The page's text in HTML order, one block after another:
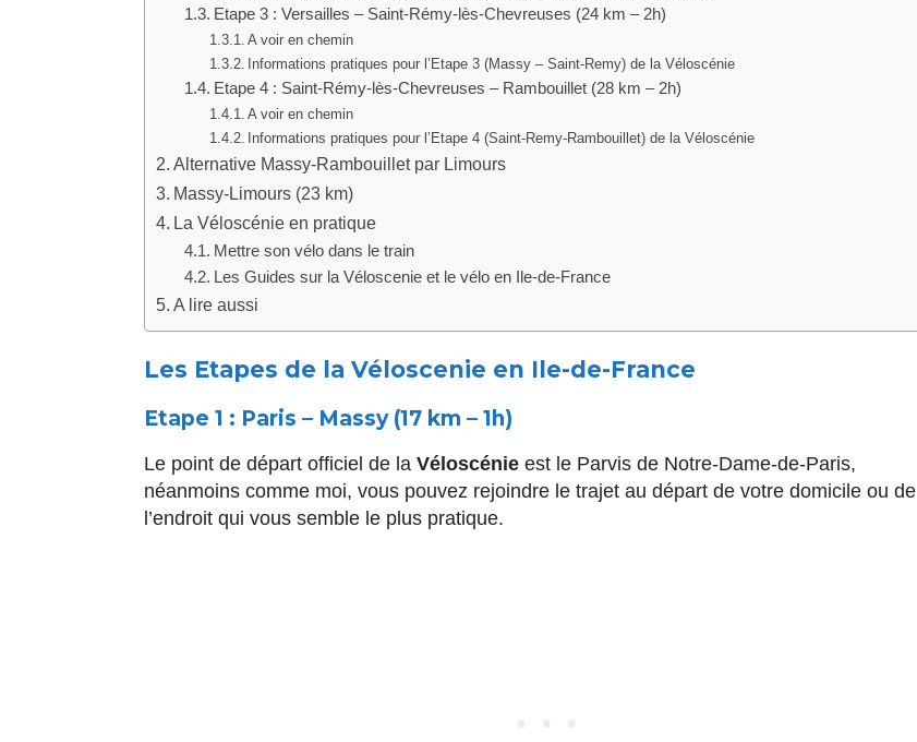
Etape 3 : Versailles – Saint-Rémy-lès-Chevreuses (24 km – 2h)
A voir en chemin
Informations pratiques pour l’Etape 3 (Massy – Saint-Remy) de la Véloscénie
Etape 4 : Saint-Rémy-lès-Chevreuses – Rambouillet (28 km – 2h)
A voir en chemin
Informations pratiques pour l’Etape 4 (Saint-Remy-Rambouillet) de la Véloscénie
Alternative Massy-Rambouillet par Limours
Massy-Limours (23 km)
La Véloscénie en pratique
Mettre son vélo dans le train
Les Guides sur la Véloscenie et le vélo en Ile-de-France
A lire aussi
Les Etapes de la Véloscenie en Ile-de-France
Etape 1 : Paris – Massy (17 km – 1h)
Le point de départ officiel de la Véloscénie est le Parvis de Notre-Dame-de-Paris,
néanmoins comme moi, vous pouvez rejoindre le trajet au départ de votre domicile ou de
l’endroit qui vous semble le plus pratique.